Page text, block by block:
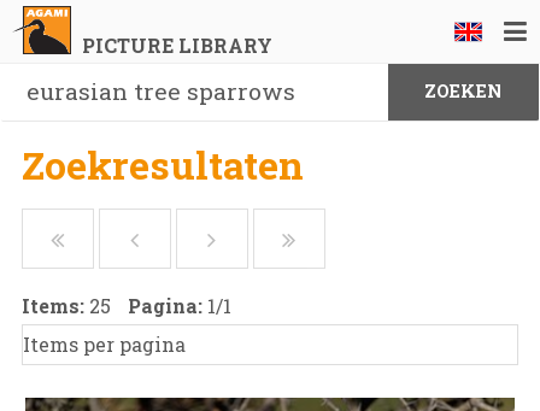
PICTURE LIBRARY
Zoekresultaten
Items: 25 Pagina: 1/1